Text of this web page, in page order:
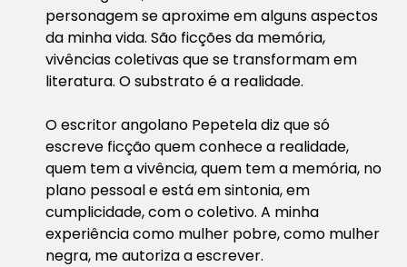
personagem se aproxime em alguns aspectos
da minha vida. São ficções da memória,
vivências coletivas que se transformam em
literatura. O substrato é a realidade.
O escritor angolano Pepetela diz que só
escreve ficção quem conhece a realidade,
quem tem a vivência, quem tem a memória, no
plano pessoal e está em sintonia, em
cumplicidade, com o coletivo. A minha
experiência como mulher pobre, como mulher
negra, me autoriza a escrever.